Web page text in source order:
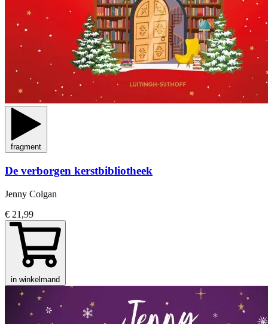
fragment
De verborgen kerstbibliotheek
Jenny Colgan
€ 21,99
in winkelmand